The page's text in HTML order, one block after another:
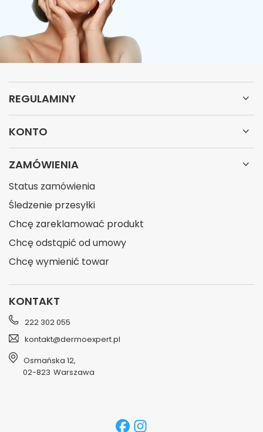
REGULAMINY
KONTO
ZAMÓWIENIA
Status zamówienia
Śledzenie przesyłki
Chcę zareklamować produkt
Chcę odstąpić od umowy
Chcę wymienić towar
KONTAKT
222 302 055
kontakt@dermoexpert.pl
Osmańska 12,
02-823 Warszawa